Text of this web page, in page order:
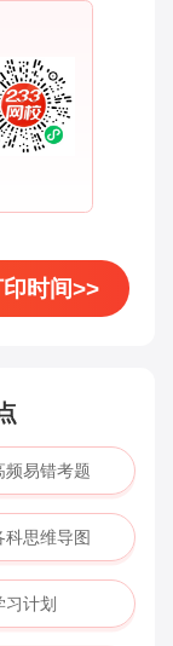
时间>>
频易错考题
科思维导图
习计划